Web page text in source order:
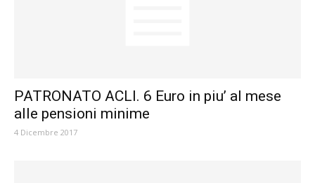
PATRONATO ACLI. 6 Euro in piu’ al mese
alle pensioni minime
4 Dicembre 2017